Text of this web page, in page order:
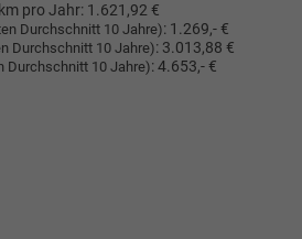
pro Jahr: 1.621,92 €
Durchschnitt 10 Jahre): 1.269,- €
Durchschnitt 10 Jahre): 3.013,88 €
Durchschnitt 10 Jahre):4.653,- €